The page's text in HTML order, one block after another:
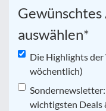
auswählen*
Die Highlights
wöchentlich)
wichtigsten Deals